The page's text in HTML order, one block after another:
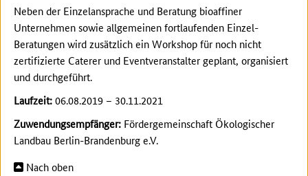
Neben der Einzelansprache und Beratung bioaffiner
Unternehmen sowie allgemeinen fortlaufenden Einzel-
Beratungen wird zusätzlich ein Workshop für noch nicht
zertifizierte Caterer und Eventveranstalter geplant, organisiert
und durchgeführt.
Laufzeit:06.08.2019 – 30.11.2021
Zuwendungsempfänger: Fördergemeinschaft Ökologischer
Landbau Berlin-Brandenburg e.V.
Nach oben